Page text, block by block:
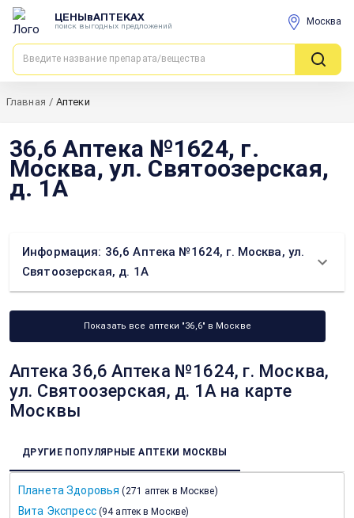
ЦЕНЫвАПТЕКАХ
поиск выгодных предложений Москва
Главная / Аптеки
36,6 Аптека №1624, г.
Москва, ул. Святоозерская,
д. 1А
Информация: 36,6 Аптека №1624, г. Москва, ул.
Святоозерская, д. 1А
Показать все аптеки "36,6" в Москве
Аптека 36,6 Аптека №1624, г. Москва,
ул. Святоозерская, д. 1А на карте
Москвы
ДРУГИЕ ПОПУЛЯРНЫЕ АПТЕКИ МОСКВЫ
Планета Здоровья (271 аптек в Москве)
Вита Экспресс (94 аптек в Москве)